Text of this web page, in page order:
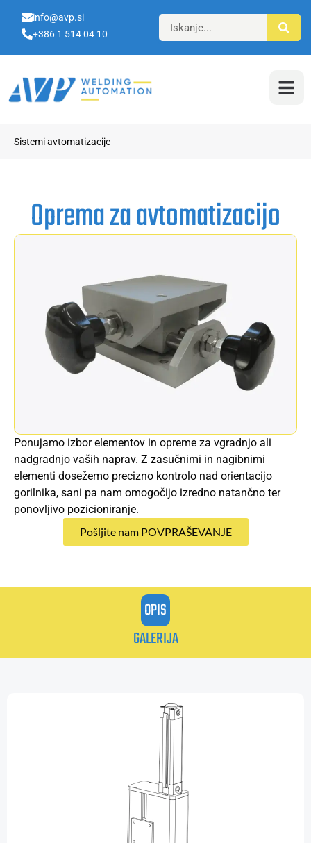
info@avp.si
+386 1 514 04 10
Sistemi avtomatizacije
Oprema za avtomatizacijo
Ponujamo izbor elementov in opreme za vgradnjo ali
nadgradnjo vaših naprav. Z zasučnimi in nagibnimi
elementi dosežemo precizno kontrolo nad orientacijo
gorilnika, sani pa nam omogočijo izredno natančno ter
ponovljivo pozicioniranje.
Pošljite nam POVPRAŠEVANJE
OPIS
GALERIJA